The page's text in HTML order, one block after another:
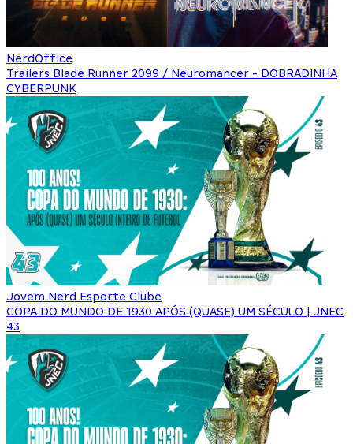
NerdOffice
Trailers Blade Runner 2099 / Neuromancer - DOBRADINHA
CYBERPUNK
Jovem Nerd Esporte Clube
COPA DO MUNDO DE 1930 APÓS (QUASE) UM SÉCULO | JNEC
43